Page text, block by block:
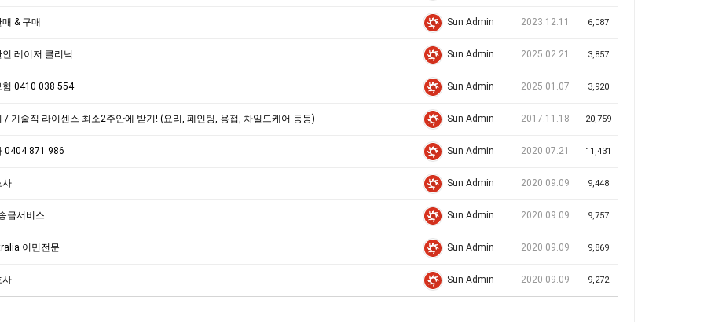
& 구매 Sun Admin 2023.12.11 6,087
레이저 클리닉 Sun Admin 2025.02.21 3,857
험 0410 038 554 Sun Admin 2025.01.07 3,920
/ 기술직 라이센스 최소2주안에 받기! (요리, 페인팅, 용접, 차일드케어 등등) Sun Admin 2017.11.18 20,759
0404 871 986 Sun Admin 2020.07.21 11,431
사 Sun Admin 2020.09.09 9,448
금서비스 Sun Admin 2020.09.09 9,757
이민전문 Sun Admin 2020.09.09 9,869
사 Sun Admin 2020.09.09 9,272